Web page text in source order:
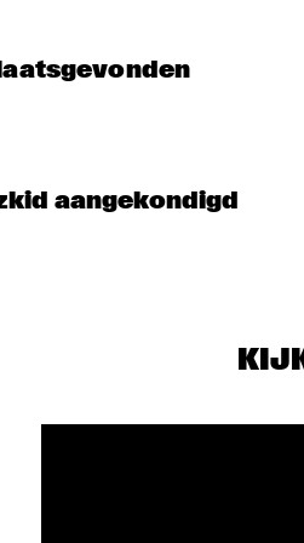
aangekondigd